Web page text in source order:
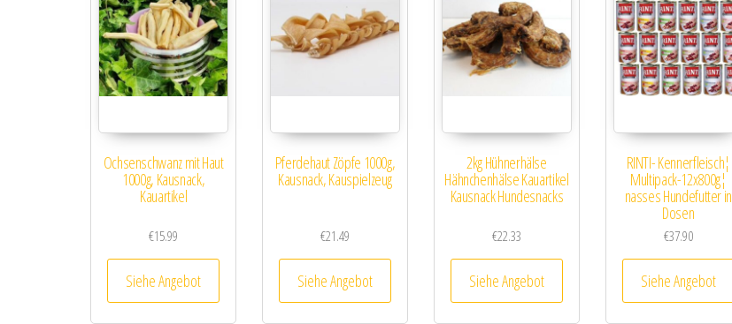
Ochsenschwanz mit Haut
1000g, Kausnack,
Kauartikel
€15.99
Siehe Angebot
Pferdehaut Zöpfe 1000g,
Kausnack, Kauspielzeug
€21.49
Siehe Angebot
2kg Hühnerhälse
Hähnchenhälse Kauartikel
Kausnack Hundesnacks
€22.33
Siehe Angebot
RINTI- Kennerfleisch¦
Multipack-12x800g¦
nasses Hundefutter in
Dosen
€37.90
Siehe Angebot